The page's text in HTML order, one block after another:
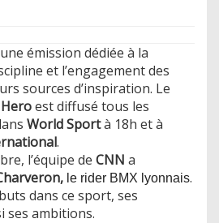
émission dédiée à la
et l’engagement des
sources d’inspiration. Le
est diffusé tous les
World Sportà 18h et à
.
l’équipe de CNN a
le rider BMX lyonnais.
dans ce sport, ses
ses ambitions.